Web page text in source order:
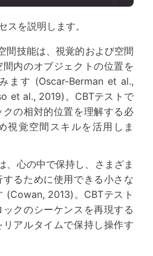
スを説明します。
間技能は、視覚的および空間
内のオブジェクトの位置を
ます (Oscar-Berman et al.,
et al., 2019)。CBTテストで
の相対的位置を理解する必
視覚空間スキルを活用しま
、心の中で保持し、さまざま
るために使用できる小さな
(Cowan, 2013)。CBTテスト
クのシーケンスを再現する
アルタイムで保持し操作す